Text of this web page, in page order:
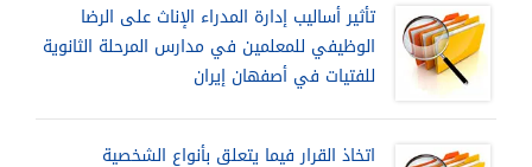
تأثير أساليب إدارة المدراء الإناث على الرضا
الوظيفي للمعلمين في مدارس المرحلة الثانوية
للفتيات في أصفهان إيران
اتخاذ القرار فيما يتعلق بأنواع الشخصية